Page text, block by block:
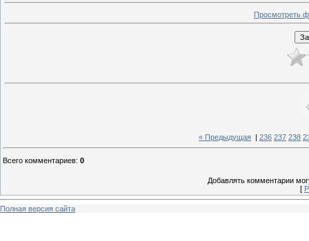
Просмотреть
« Предыдущая 236 237 238
Всего комментариев: 0
Добавлять комментарии
[
Полная версия сайта